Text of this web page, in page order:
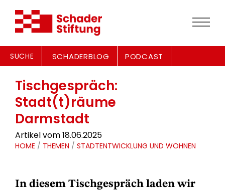
SUCHE SCHADERBLOG PODCAST
Tischgespräch:
Stadt(t)räume
Darmstadt
Artikel vom 18.06.2025
HOME / THEMEN / STADTENTWICKLUNG UND WOHNEN
In diesem Tischgespräch laden wir